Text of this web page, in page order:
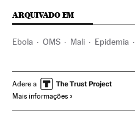
ARQUIVADO EM
Ebola OMS Mali Epidemia
Doenças infecciosas Doenças
Saúde pública
Adere a
Mais informações